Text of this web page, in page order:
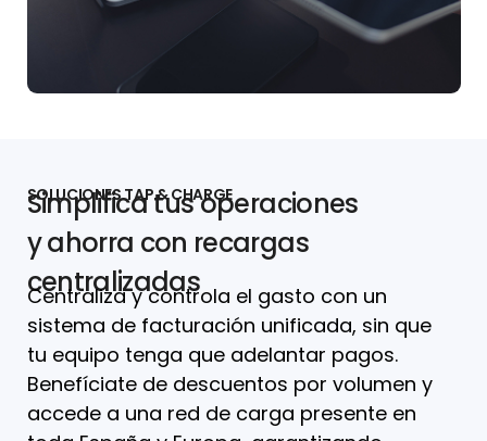
SOLUCIONES TAP & CHARGE
Simplifica tus operaciones
y ahorra con recargas
centralizadas
Centraliza y controla el gasto con un
sistema de facturación unificada, sin que
tu equipo tenga que adelantar pagos.
Benefíciate de descuentos por volumen y
accede a una red de carga presente en